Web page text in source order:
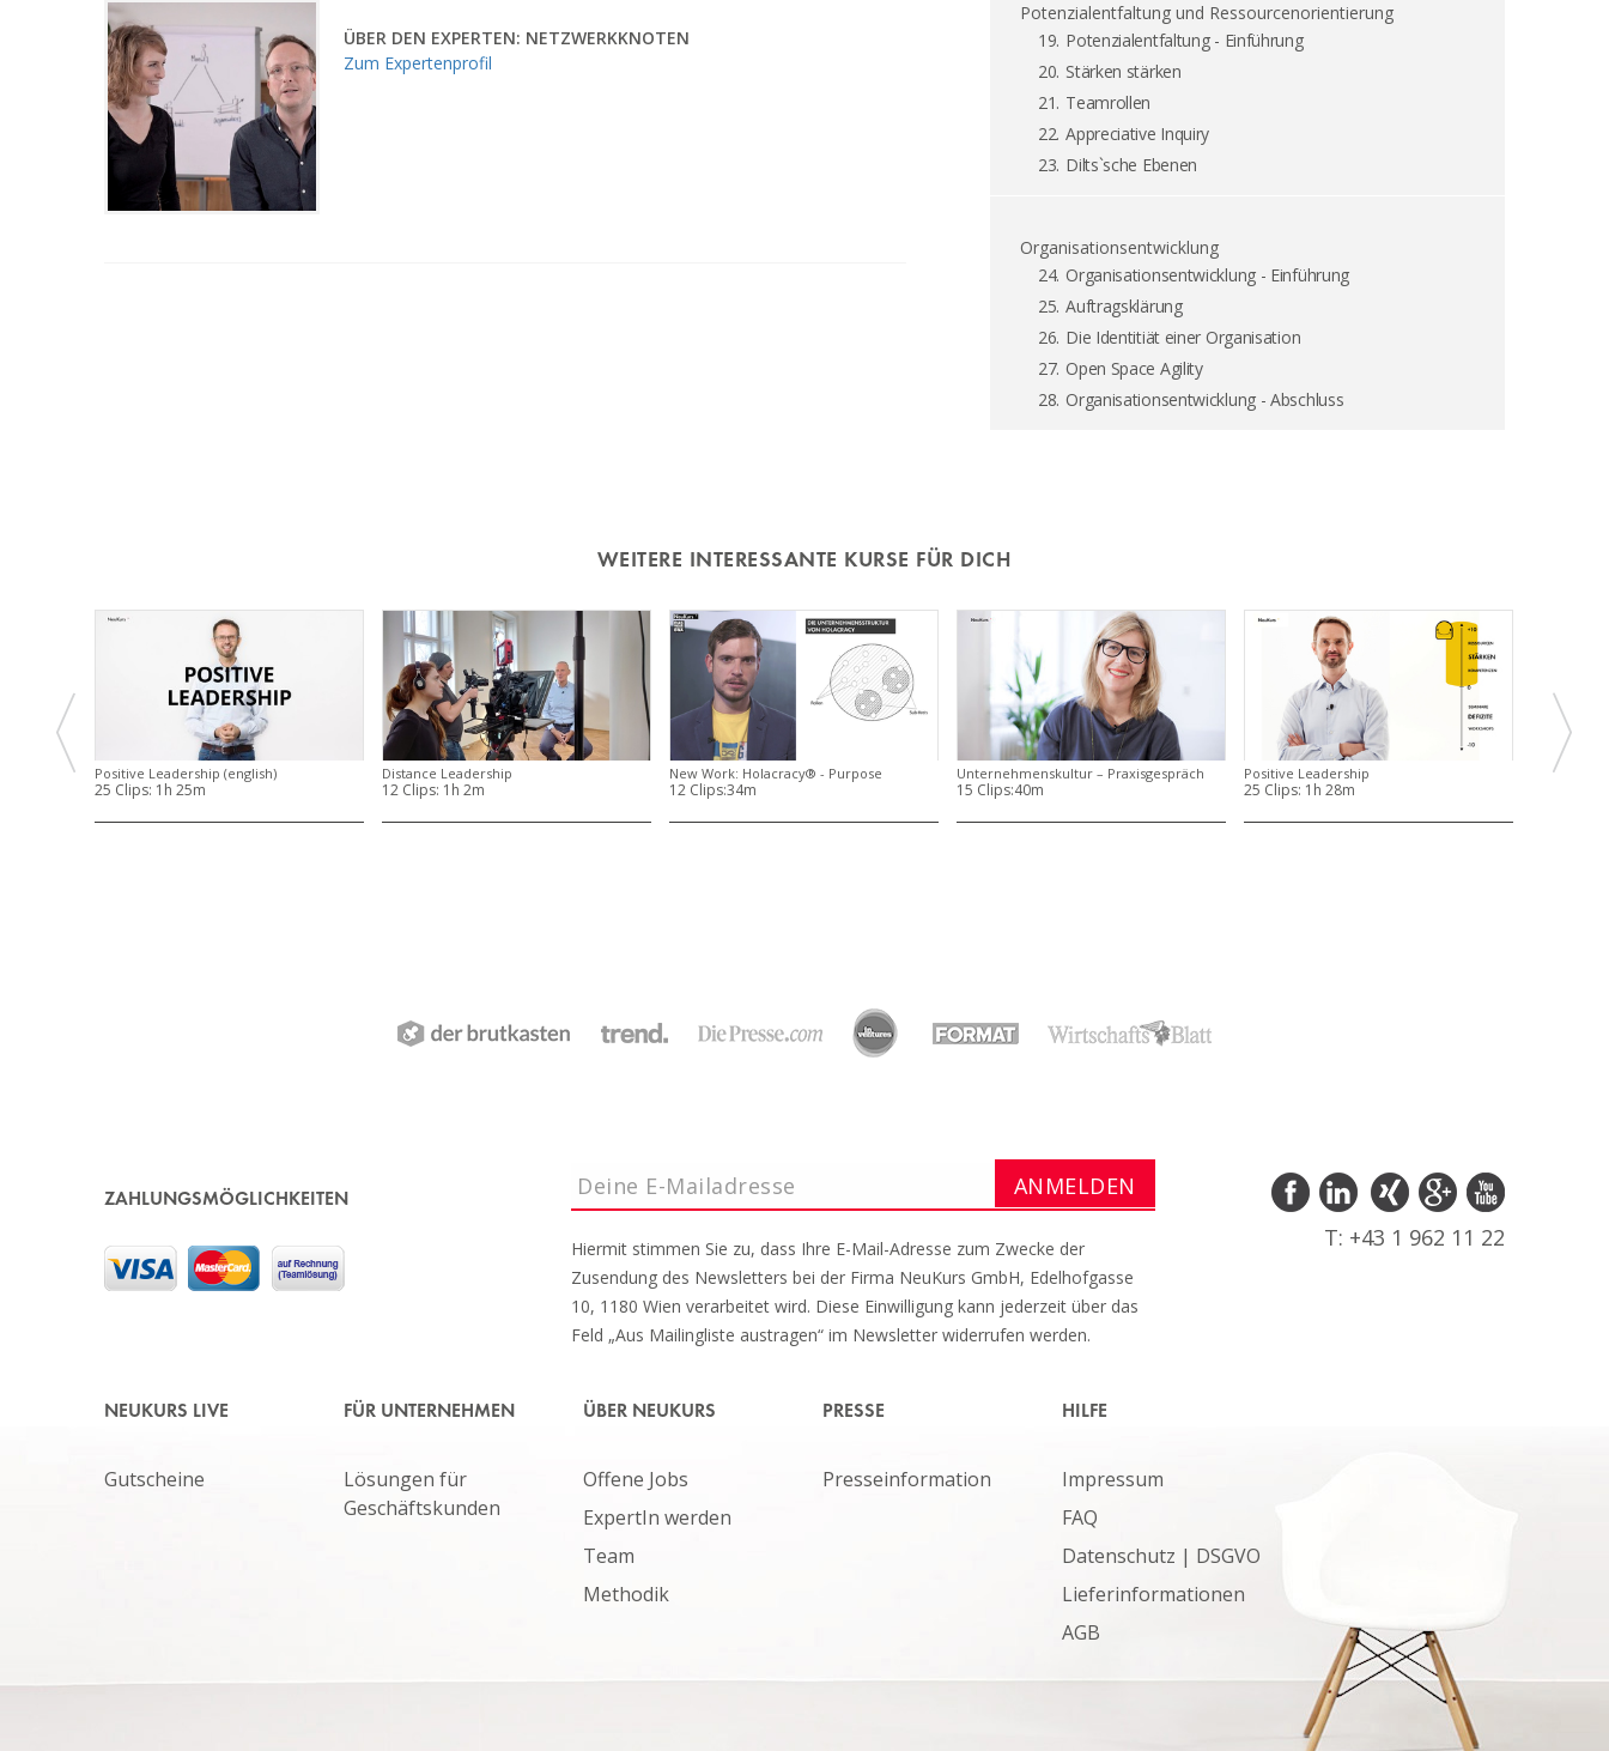
Potenzialentfaltung und Ressourcenorientierung
19. Potenzialentfaltung - Einführung
20. Stärken stärken
21. Teamrollen
22. Appreciative Inquiry
23. Dilts`sche Ebenen
Organisationsentwicklung
24. Organisationsentwicklung - Einführung
25. Auftragsklärung
26. Die Identitiät einer Organisation
27. Open Space Agility
28. Organisationsentwicklung - Abschluss
ÜBER DEN EXPERTEN: NETZWERKKNOTEN
Zum Expertenprofil
WEITERE INTERESSANTE KURSE FÜR DICH
Positive Leadership (english)
25 Clips: 1h 25m
Distance Leadership
12 Clips: 1h 2m
New Work: Holacracy® - Purpose
12 Clips:34m
Unternehmenskultur – Praxisgespräch
15 Clips:40m
Positive Leadership
25 Clips: 1h 28m
ZAHLUNGSMÖGLICHKEITEN
Hiermit stimmen Sie zu, dass Ihre E-Mail-Adresse zum Zwecke der
Zusendung des Newsletters bei der Firma NeuKurs GmbH, Edelhofgasse
10, 1180 Wien verarbeitet wird. Diese Einwilligung kann jederzeit über das
Feld „Aus Mailingliste austragen“ im Newsletter widerrufen werden.
T: +43 1 962 11 22
NEUKURS LIVE
Gutscheine
FÜR UNTERNEHMEN
Lösungen für
Geschäftskunden
ÜBER NEUKURS
Offene Jobs
ExpertIn werden
Team
Methodik
PRESSE
Presseinformation
HILFE
Impressum
FAQ
Datenschutz | DSGVO
Lieferinformationen
AGB